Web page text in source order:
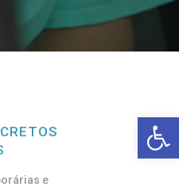
e
Open toolbar